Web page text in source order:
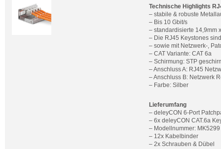
Technische Highlights
– stabile & robuste
– Bis 10 Gbit/s
– standardisierte 14,9mm
– Die RJ45 Keystones
– sowie mit Netzwerk-,
– CAT Variante: CAT 6a
– Schirmung: STP
– Anschluss A: RJ45
– Anschluss B: Netzwerk
– Farbe: Silber
Lieferumfang
– deleyCON 6-Port
– 6x deleyCON CAT.6a
– Modellnummer: MK5299
– 12x Kabelbinder
– 2x Schrauben & Dübel